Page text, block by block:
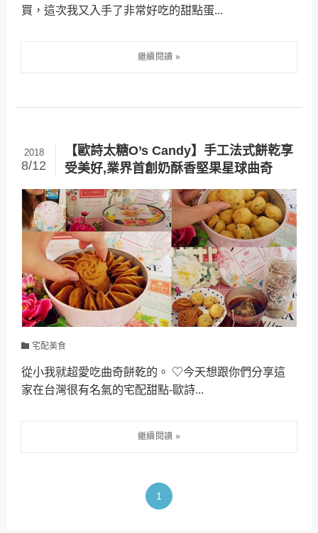
買，這次我又入手了非常好吃的甜點蛋...
【歐詩太糖O’s Candy】手工法式餅乾享
受美好,業界首創奶酥香堅果星球曲奇
2018
8/12
宅配美食
從小我就超愛吃曲奇餅乾的。 ♡今天想跟你們分享這
家在台灣很有名氣的宅配甜點-歐詩...
1